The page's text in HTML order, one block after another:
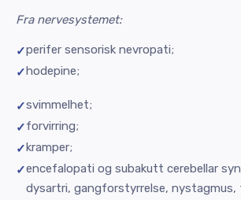
Fra nervesystemet:
perifer sensorisk nevropati;
hodepine;
svimmelhet;
forvirring;
kramper;
encefalopati og subakutt cerebellar
dysartri, gangforstyrrelse, nystagmus,